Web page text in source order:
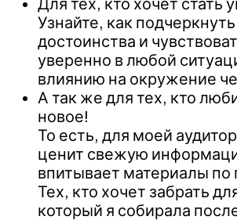
Для тех, кто хочет стать
Узнайте, как
достоинства и
уверенно в любой
влиянию на окружение
А так же для тех, кто
новое!
То есть, для моей
ценит свежую
впитывает материалы по
Тех, кто хочет забрать
который я собирала